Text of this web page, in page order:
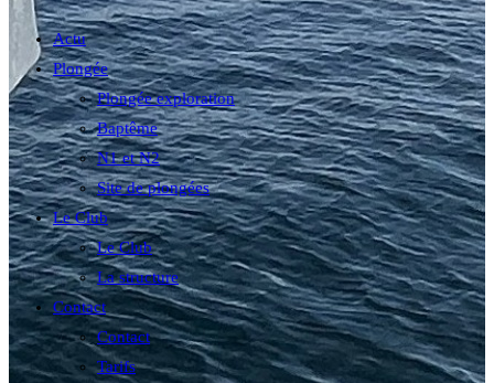
search
Actu
Plongée
Plongée exploration
Baptême
N1 et N2
Site de plongées
Le Club
Le Club
La structure
Contact
Contact
Tarifs